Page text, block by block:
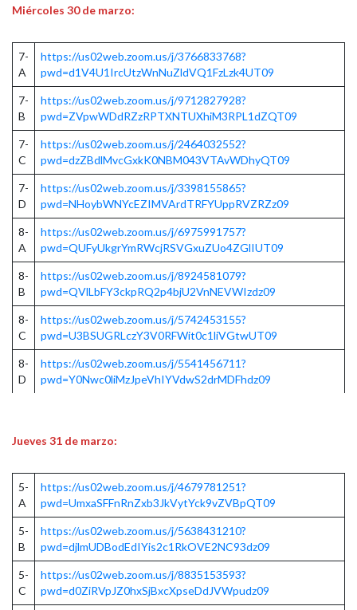
Miércoles 30 de marzo:
7-
A
https://us02web.zoom.us/j/3766833768?
pwd=d1V4U1IrcUtzWnNuZldVQ1FzLzk4UT09
7-
B
https://us02web.zoom.us/j/9712827928?
pwd=ZVpwWDdRZzRPTXNTUXhiM3RPL1dZQT09
7-
C
https://us02web.zoom.us/j/2464032552?
pwd=dzZBdlMvcGxkK0NBM043VTAvWDhyQT09
7-
D
https://us02web.zoom.us/j/3398155865?
pwd=NHoybWNYcEZIMVArdTRFYUppRVZRZz09
8-
A
https://us02web.zoom.us/j/6975991757?
pwd=QUFyUkgrYmRWcjRSVGxuZUo4ZGlIUT09
8-
B
https://us02web.zoom.us/j/8924581079?
pwd=QVlLbFY3ckpRQ2p4bjU2VnNEVWIzdz09
8-
C
https://us02web.zoom.us/j/5742453155?
pwd=U3BSUGRLczY3V0RFWit0c1liVGtwUT09
8-
D
https://us02web.zoom.us/j/5541456711?
pwd=Y0Nwc0liMzJpeVhIYVdwS2drMDFhdz09
Jueves 31 de marzo:
5-
A
https://us02web.zoom.us/j/4679781251?
pwd=UmxaSFFnRnZxb3JkVytYck9vZVBpQT09
5-
B
https://us02web.zoom.us/j/5638431210?
pwd=djlmUDBodEdIYis2c1RkOVE2NC93dz09
5-
C
https://us02web.zoom.us/j/8835153593?
pwd=d0ZiRVpJZ0hxSjBxcXpseDdJVWpudz09